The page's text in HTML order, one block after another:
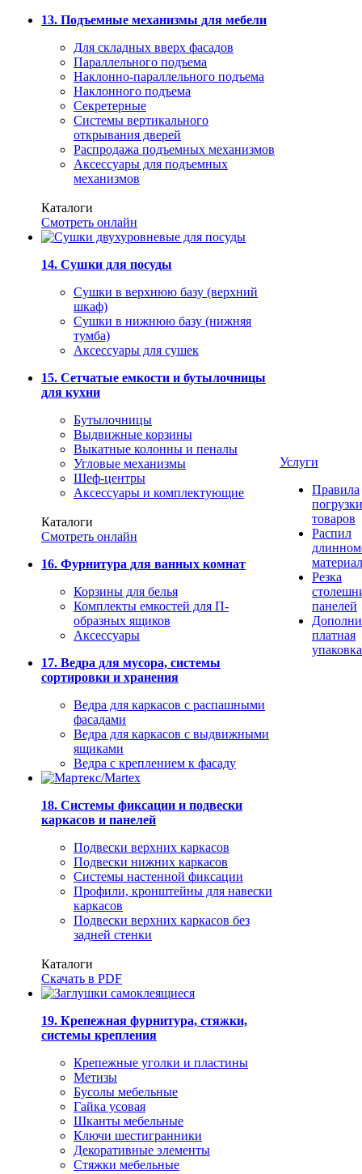
13. Подъемные механизмы для мебели
Для складных вверх фасадов
Параллельного подъема
Наклонно-параллельного подъема
Наклонного подъема
Секретерные
Системы вертикального
открывания дверей
Распродажа подъемных механизмов
Аксессуары для подъемных
механизмов
Каталоги
Смотреть онлайн
14. Сушки для посуды
Сушки в верхнюю базу (верхний
шкаф)
Сушки в нижнюю базу (нижняя
тумба)
Аксессуары для сушек
15. Сетчатые емкости и бутылочницы
для кухни
Бутылочницы
Выдвижные корзины
Выкатные колонны и пеналы
Угловые механизмы
Шеф-центры
Аксессуары и комплектующие
Каталоги
Смотреть онлайн
16. Фурнитура для ванных комнат
Корзины для белья
Комплекты емкостей для П-
образных ящиков
Аксессуары
17. Ведра для мусора, системы
сортировки и хранения
Ведра для каркасов с распашными
фасадами
Ведра для каркасов с выдвижными
ящиками
Ведра с креплением к фасаду
18. Системы фиксации и подвески
каркасов и панелей
Подвески верхних каркасов
Подвески нижних каркасов
Системы настенной фиксации
Профили, кронштейны для навески
каркасов
Подвески верхних каркасов без
задней стенки
Каталоги
Скачать в PDF
19. Крепежная фурнитура, стяжки,
системы крепления
Крепежные уголки и пластины
Метизы
Бусолы мебельные
Гайка усовая
Шканты мебельные
Ключи шестигранники
Декоративные элементы
Стяжки мебельные
Услуги
Правила
погрузки
товаров
Распил
Резка
панелей
платная
упаковка